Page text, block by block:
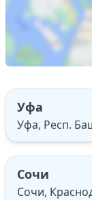
Уфа
Уфа, Респ.
Сочи
Сочи,